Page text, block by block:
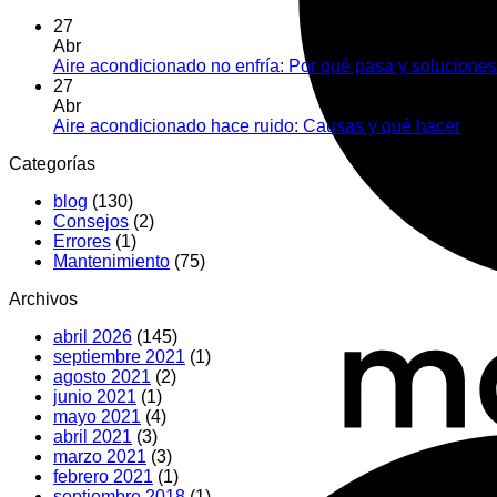
27
Abr
Aire acondicionado no enfría: Por qué pasa y soluciones
27
Abr
Aire acondicionado hace ruido: Causas y qué hacer
Categorías
blog (130)
Consejos (2)
Errores (1)
Mantenimiento (75)
Archivos
abril 2026 (145)
septiembre 2021 (1)
agosto 2021 (2)
junio 2021 (1)
mayo 2021 (4)
abril 2021 (3)
marzo 2021 (3)
febrero 2021 (1)